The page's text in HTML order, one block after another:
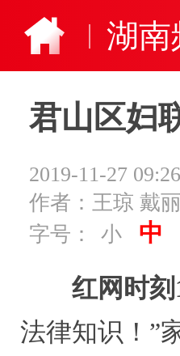
湖南
君山区妇
2019-11-27
作者：王琼 戴
字号：
小 中
红网时
法律知识！”